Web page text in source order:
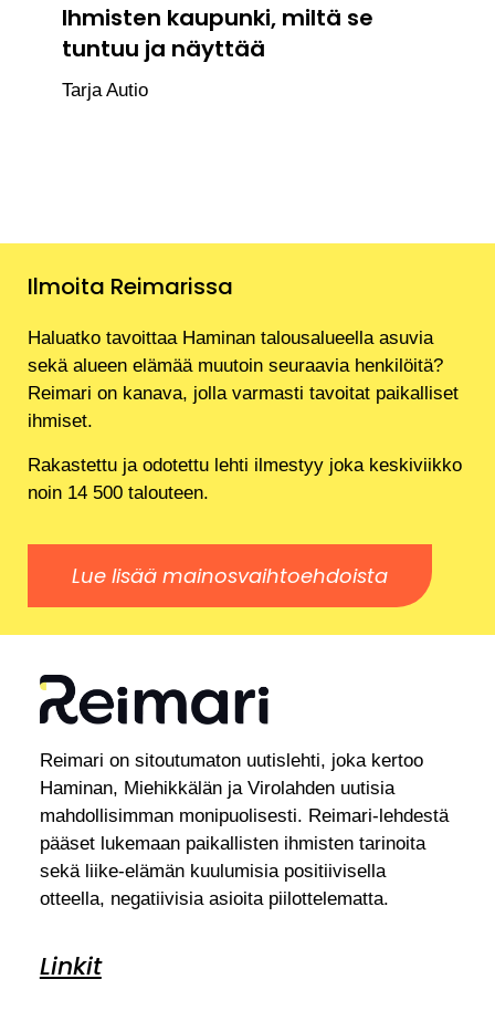
Ihmisten kaupunki, miltä se
tuntuu ja näyttää
Tarja Autio
Ilmoita Reimarissa
Haluatko tavoittaa Haminan talousalueella asuvia
sekä alueen elämää muutoin seuraavia henkilöitä?
Reimari on kanava, jolla varmasti tavoitat paikalliset
ihmiset.
Rakastettu ja odotettu lehti ilmestyy joka keskiviikko
noin 14 500 talouteen.
Lue lisää mainosvaihtoehdoista
Reimari on sitoutumaton uutislehti, joka kertoo
Haminan, Miehikkälän ja Virolahden uutisia
mahdollisimman monipuolisesti. Reimari-lehdestä
pääset lukemaan paikallisten ihmisten tarinoita
sekä liike-elämän kuulumisia positiivisella
otteella, negatiivisia asioita piilottelematta.
Linkit